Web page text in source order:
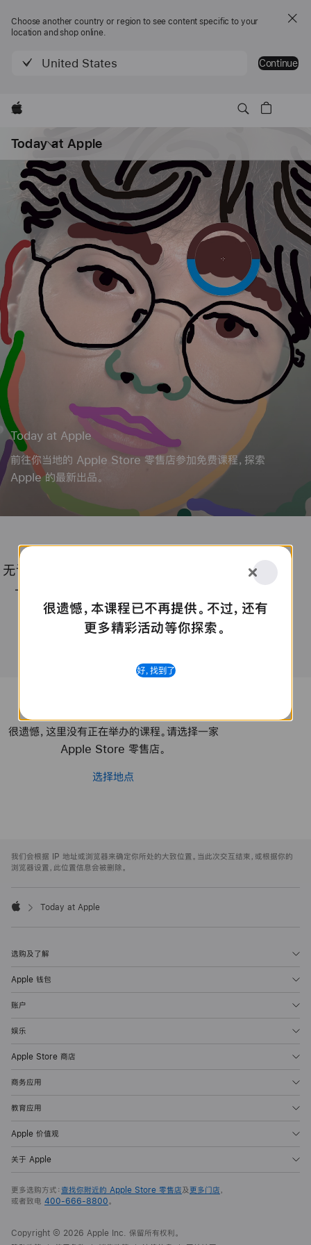
Choose another country or region to see content specific to your
location and shop online.
United States Continue
Apple
Today at Apple
单
Today at Apple
前往你当地的 Apple Store 零售店参加免费课程，探索
Apple 的最新出品。
Today
无论你是想上手使用新 Apple 产品，还是要进
一步提升技能，都可以找到适合你的课程。
选择地点
很遗憾，这里没有正在举办的课程。请选择一家
Apple Store 零售店。
选择地点
Footer
我们会根据 IP 地址或浏览器来确定你所处的大致位置。当此次交互结束，或根据你的
浏览器设置，此位置信息会被删除。
Today at Apple
选购及了解
Apple 钱包
账户
娱乐
Apple Store 商店
商务应用
教育应用
Apple 价值观
关于 Apple
更多选购方式：查找你附近的 Apple Store 零售店及更多门店 ，
或者致电 400-666-8800。
Copyright © 2026 Apple Inc. 保留所有权利。
很遗憾，本课程已不再提供。不过，还有
更多精彩活动等你探索。
好，找到了